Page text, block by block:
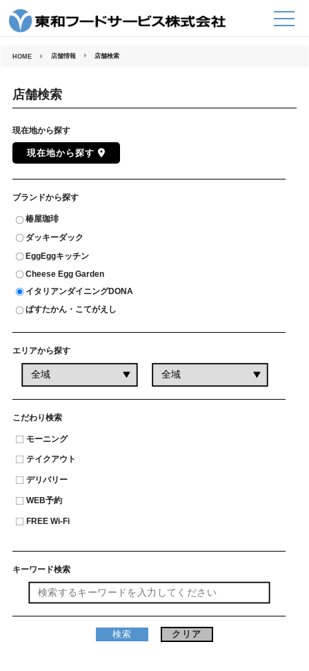
HOME 店舗情報 店舗検索
店舗検索
現在地から探す
現在地から探す
ブランドから探す
椿屋珈琲
ダッキーダック
EggEggキッチン
Cheese Egg Garden
イタリアンダイニングDONA
ぱすたかん・こてがえし
エリアから探す
こだわり検索
モーニング
テイクアウト
デリバリー
WEB予約
FREE Wi-Fi
キーワード検索
クリア